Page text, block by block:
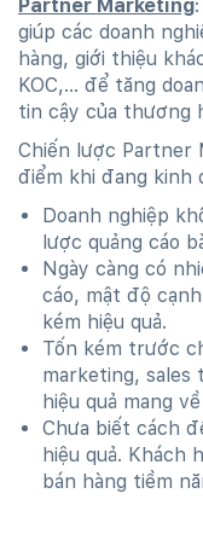
Partner Marketing
giúp các doanh
hàng, giới thiệu
KOC,... để tăng
tin cậy của thương
Chiến lược Partner
điểm khi đang kinh
Doanh nghiệp
lược quảng cáo
Ngày càng có
cáo, mật độ
kém hiệu quả.
Tốn kém trước
marketing,
hiệu quả mang
Chưa biết cách
hiệu quả. Khách
bán hàng tiềm